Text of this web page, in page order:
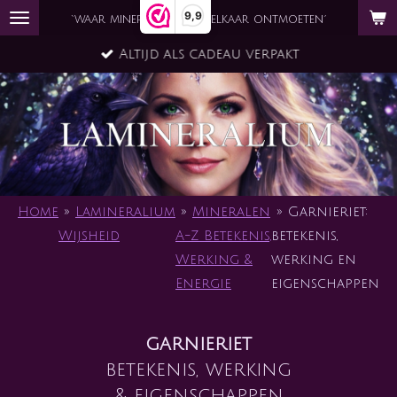
9,9
Ga
de
hoofdinhoud
`waar mineraal en ziel elkaar ontmoeten´
Altijd als cadeau verpakt
Home »
Lamineralium
Wijsheid
» Mineralen
A-Z Betekenis,
Werking &
Energie
» Garnieriet:
betekenis,
werking en
eigenschappen
garnieriet
betekenis, werking